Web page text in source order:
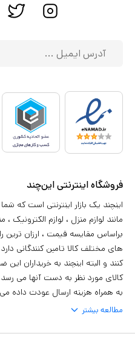
فروشگاه اینترنتی این‌چند
اینچند یک بازار اینترنتی است که
مانند لوازم منزل ، لوازم
براساس مقایسه قیمت ، ارزان ترین
های مختلف کالا تامین کنندگانی
کنند و البته اینچند به خریداران
کالای مورد نظر به دست آنها می
به همراه هزینه ارسال عودت داده
مطالعه بیشتر